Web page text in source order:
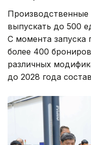
выпускать до 500
С момента запуска
более 400
различных
до 2028 года